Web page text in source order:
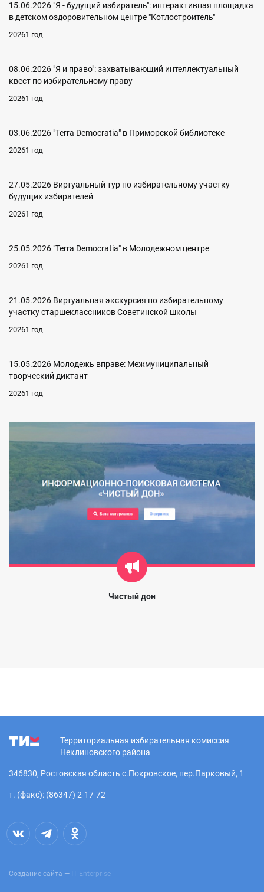
15.06.2026 "Я - будущий избиратель": интерактивная площадка
в детском оздоровительном центре "Котлостроитель"
20261 год
08.06.2026 "Я и право": захватывающий интеллектуальный
квест по избирательному праву
20261 год
03.06.2026 "Terra Democratia" в Приморской библиотеке
20261 год
27.05.2026 Виртуальный тур по избирательному участку
будущих избирателей
20261 год
25.05.2026 "Terra Democratia" в Молодежном центре
20261 год
21.05.2026 Виртуальная экскурсия по избирательному
участку старшеклассников Советинской школы
20261 год
15.05.2026 Молодежь вправе: Межмуниципальный
творческий диктант
20261 год
Чистый дон
Территориальная избирательная комиссия
Неклиновского района
346830, Ростовская область с.Покровское, пер.Парковый, 1
т. (факс): (86347) 2-17-72
Создание сайта — IT Enterprise